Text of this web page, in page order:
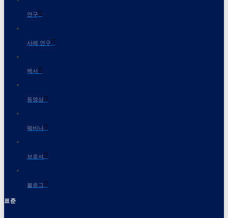
연구
사례 연구
백서
동영상
웨비나
브로셔
블로그
표준